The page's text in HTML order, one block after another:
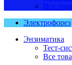
Все
Электрофорез
Энзиматика
Тест-
Все